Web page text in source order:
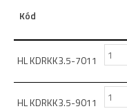
Kód
HL KDRKK3.5-7011
HL KDRKK3.5-9011